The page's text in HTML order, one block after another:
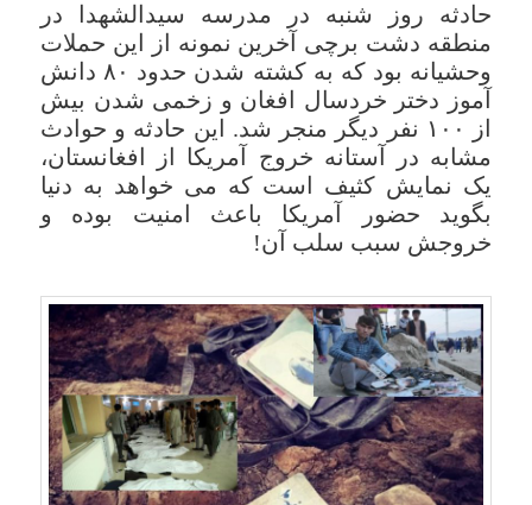
حادثه روز شنبه در مدرسه سیدالشهدا در
منطقه دشت برچی آخرین نمونه از این حملات
وحشیانه بود که به کشته شدن حدود ۸۰ دانش
آموز دختر خردسال افغان و زخمی شدن بیش
از ۱۰۰ نفر دیگر منجر شد. این حادثه و حوادث
مشابه در آستانه خروج آمریکا از افغانستان،
یک نمایش کثیف است که می خواهد به دنیا
بگوید حضور آمریکا باعث امنیت بوده و
خروجش سبب سلب آن!